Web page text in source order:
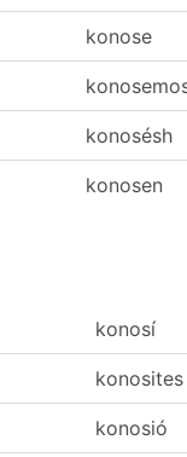
konose
konosésh
konosen
konosí
konosites
konosió